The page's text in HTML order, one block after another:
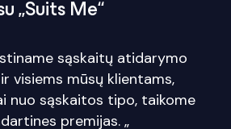
„Suits Me“
sąskaitų atidarymo
visiems mūsų klientams,
nuo sąskaitos tipo, taikome
premijas. „